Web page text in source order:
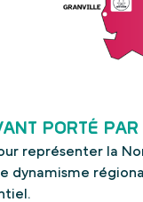
PORTÉ
représenter la
dynamisme